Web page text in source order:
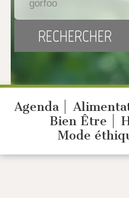
Agenda
Bien Être
Mode